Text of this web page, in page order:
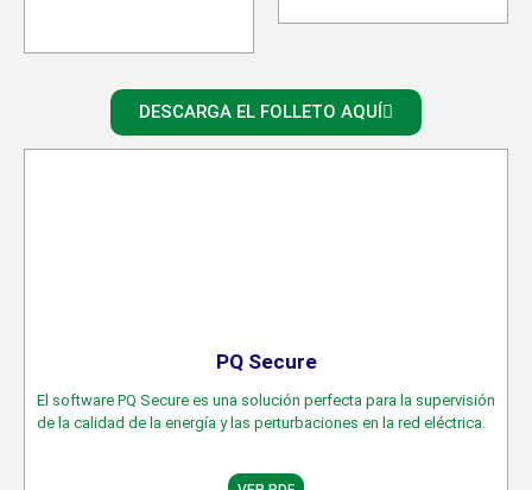
DESCARGA EL FOLLETO AQUÍ
PQ Secure
El software PQ Secure es una solución perfecta para la supervisión
de la calidad de la energía y las perturbaciones en la red eléctrica.